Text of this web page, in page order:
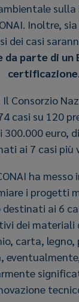
Inoltre,
dei casi
da parte di un
certificazione.
Il Consorzio
casi su 120
euro,
ai 7 casi più
ha messo
i progetti
destinati ai 6
dei materiali
carta,